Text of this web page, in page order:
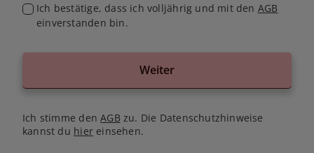
Ich bestätige, dass ich volljährig und mit den AGB
einverstanden bin.
Weiter
Ich stimme denAGB zu. Die Datenschutzhinweise
kannst du hiereinsehen.